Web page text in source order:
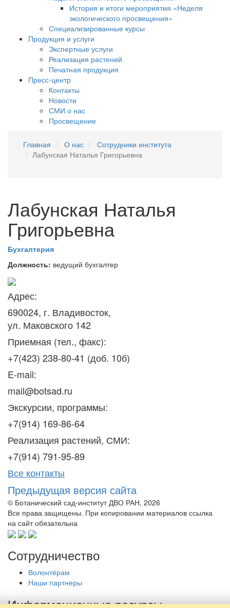
История и итоги мероприятия «Неделя
экологического просвещения»
Специализированные курсы
Продукция и услуги
Экспертные услуги
Реализация растений
Печатная продукция
Пресс-центр
Контакты
Новости
СМИ о нас
Просвещение
Главная О нас
Сотрудники института
Лабунская Наталья Григорьевна
Лабунская Наталья
Григорьевна
Бухгалтерия
Должность: ведущий бухгалтер
Адрес:
690024, г. Владивосток,
ул. Маковского 142
Приемная (тел., факс):
+7(423) 238-80-41 (доб. 10б)
E-mail:
mail@botsad.ru
Экскурсии, программы:
+7(914) 169-86-64
Реализация растений, СМИ:
+7(914) 791-95-89
Все контакты
Предыдущая версия сайта
© Ботанический сад-институт ДВО РАН, 2026
Все права защищены. При копировании материалов ссылка
на сайт обязательна
Сотрудничество
Волонтёрам
Наши партнеры
Информационные ресурсы